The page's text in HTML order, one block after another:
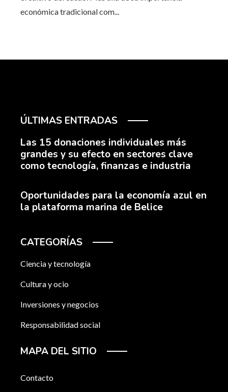
económica tradicional com...
ÚLTIMAS ENTRADAS
Las 15 donaciones individuales más
grandes y su efecto en sectores clave
como tecnología, finanzas e industria
Oportunidades para la economía azul en
la plataforma marina de Belice
CATEGORÍAS
Ciencia y tecnología
Cultura y ocio
Inversiones y negocios
Responsabilidad social
MAPA DEL SITIO
Contacto